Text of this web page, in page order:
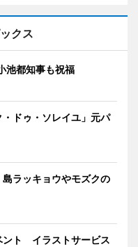
クス
池都知事も祝福
ドゥ・ソレイユ」元パ
ラッキョウやモズクの
ント イラストサービス